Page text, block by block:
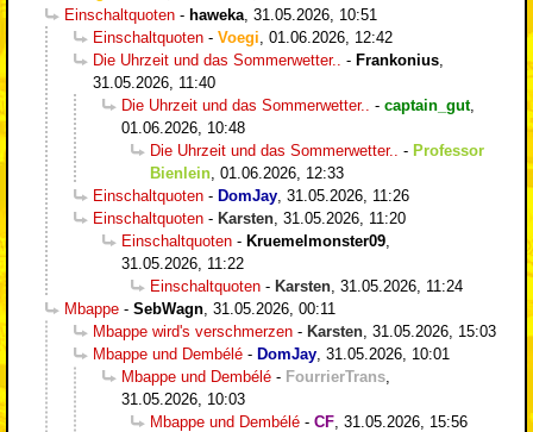
Einschaltquoten - haweka 31.05.2026, 10:51
Einschaltquoten - Voegi 01.06.2026, 12:42
Die Uhrzeit und das Sommerwetter..
- Frankonius
31.05.2026, 11:40
Die Uhrzeit und das Sommerwetter..
- captain_gut,
01.06.2026, 10:48
Die Uhrzeit und das Sommerwetter..
- Professor
Bienlein 01.06.2026, 12:33
Einschaltquoten - DomJay 31.05.2026, 11:26
Einschaltquoten - Karsten 31.05.2026, 11:20
Einschaltquoten - Kruemelmonster09
31.05.2026, 11:22
Einschaltquoten - Karsten 31.05.2026, 11:24
Mbappe - SebWagn 31.05.2026, 00:11
Mbappe wird's verschmerzen - Karsten 31.05.2026, 15:03
Mbappe und Dembélé - DomJay 31.05.2026, 10:01
Mbappe und Dembélé - FourrierTrans
31.05.2026, 10:03
Mbappe und Dembélé - CF 31.05.2026, 15:56